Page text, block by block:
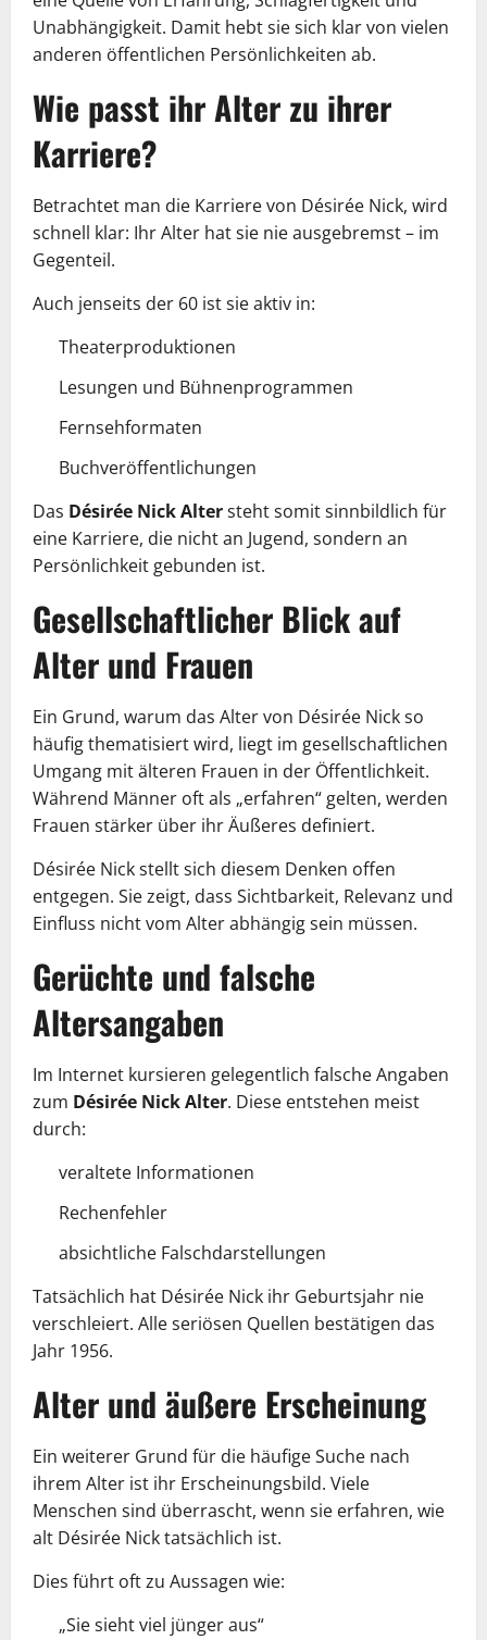
Unabhängigkeit. Damit hebt sie sich klar von vielen
anderen öffentlichen Persönlichkeiten ab.
Wie passt ihr Alter zu ihrer
Karriere?
Betrachtet man die Karriere von Désirée Nick, wird
schnell klar: Ihr Alter hat sie nie ausgebremst – im
Gegenteil.
Auch jenseits der 60 ist sie aktiv in:
Theaterproduktionen
Lesungen und Bühnenprogrammen
Fernsehformaten
Buchveröffentlichungen
Das Désirée Nick Altersteht somit sinnbildlich für
eine Karriere, die nicht an Jugend, sondern an
Persönlichkeit gebunden ist.
Gesellschaftlicher Blick auf
Alter und Frauen
Ein Grund, warum das Alter von Désirée Nick so
häufig thematisiert wird, liegt im gesellschaftlichen
Umgang mit älteren Frauen in der Öffentlichkeit.
Während Männer oft als „erfahren“ gelten, werden
Frauen stärker über ihr Äußeres definiert.
Désirée Nick stellt sich diesem Denken offen
entgegen. Sie zeigt, dass Sichtbarkeit, Relevanz und
Einfluss nicht vom Alter abhängig sein müssen.
Gerüchte und falsche
Altersangaben
Im Internet kursieren gelegentlich falsche Angaben
zum Désirée Nick Alter. Diese entstehen meist
durch:
veraltete Informationen
Rechenfehler
absichtliche Falschdarstellungen
Tatsächlich hat Désirée Nick ihr Geburtsjahr nie
verschleiert. Alle seriösen Quellen bestätigen das
Jahr 1956.
Alter und äußere Erscheinung
Ein weiterer Grund für die häufige Suche nach
ihrem Alter ist ihr Erscheinungsbild. Viele
Menschen sind überrascht, wenn sie erfahren, wie
alt Désirée Nick tatsächlich ist.
Dies führt oft zu Aussagen wie:
„Sie sieht viel jünger aus“